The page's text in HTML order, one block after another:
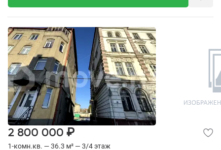
1-комн.кв. — 36.3 м² — 3/4 этаж
2 800 000 ₽